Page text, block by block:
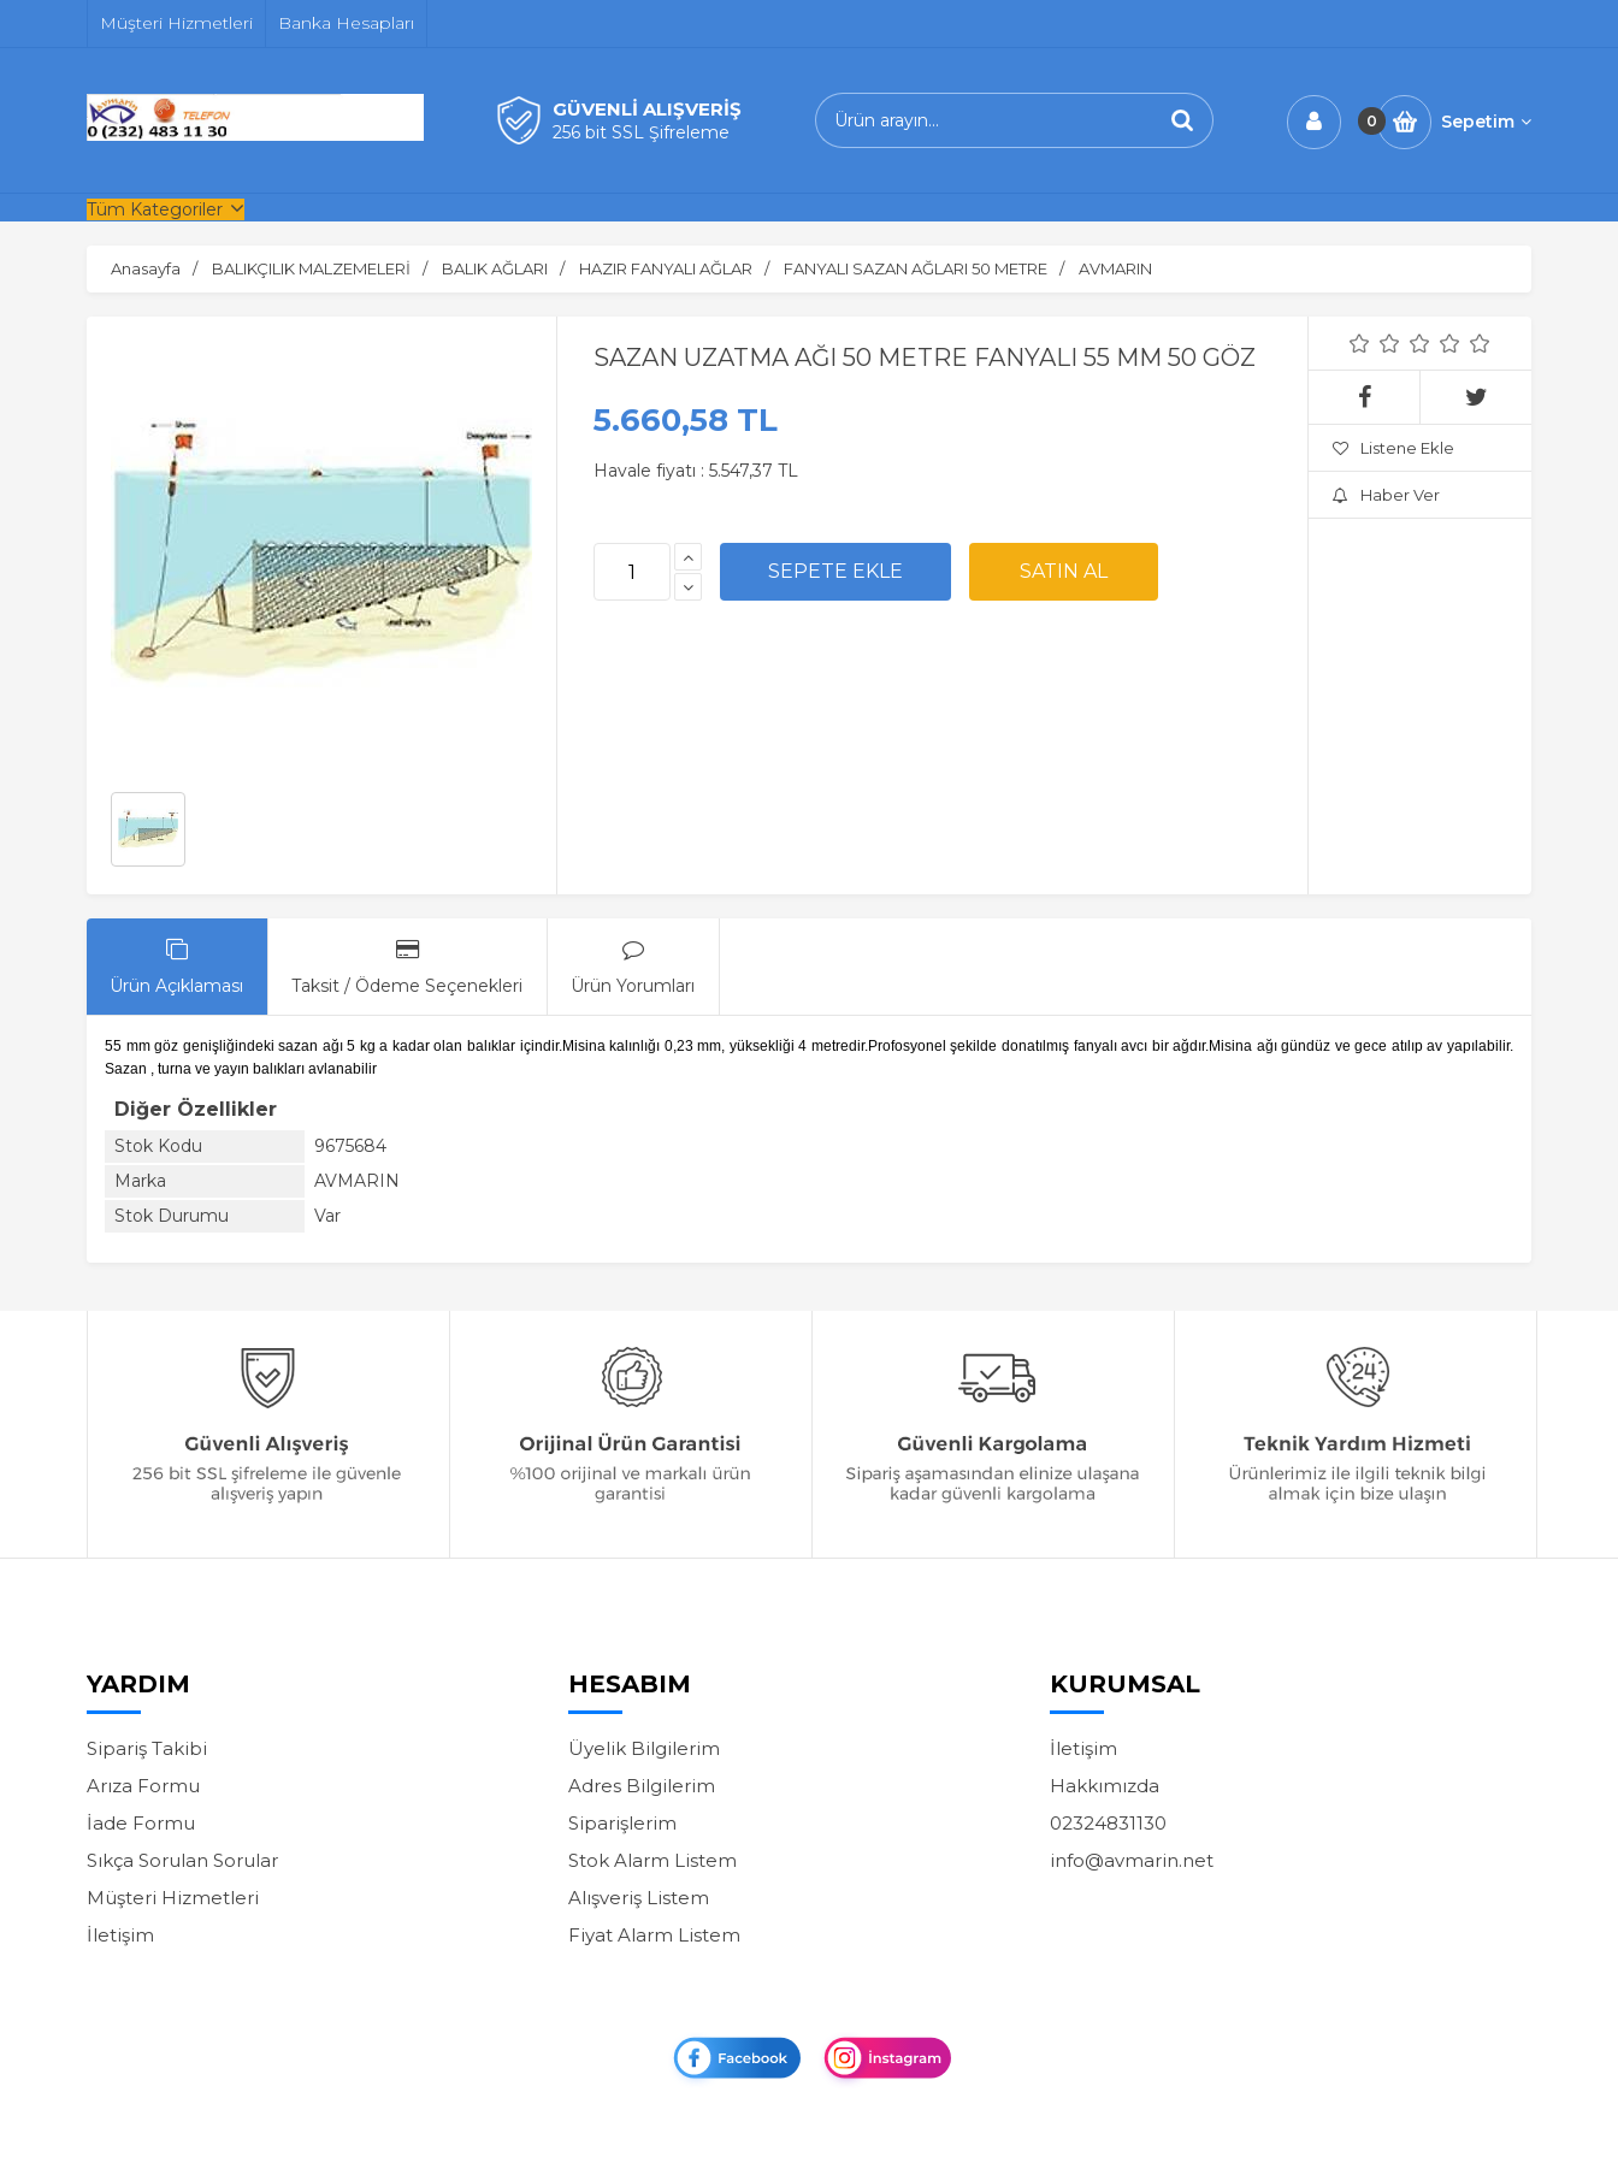
Müşteri Hizmetleri Banka Hesapları
GÜVENLİ ALIŞVERİŞ
256 bit SSL Şifreleme
0 Sepetim
Tüm Kategoriler
Anasayfa BALIKÇILIK MALZEMELERİ BALIK AĞLARI HAZIR FANYALI AĞLAR FANYALI SAZAN AĞLARI 50 METRE AVMARIN
SAZAN UZATMA AĞI 50 METRE FANYALI 55 MM 50 GÖZ
5.660,58 TL
Havale fiyatı : 5.547,37 TL
Listene Ekle
Haber Ver
Ürün Açıklaması Taksit / Ödeme Seçenekleri Ürün Yorumları
55 mm göz genişliğindeki sazan ağı 5 kg a kadar olan balıklar içindir.Misina kalınlığı 0,23 mm, yüksekliği 4 metredir.Profosyonel şekilde donatılmış fanyalı avcı bir ağdır.Misina ağı gündüz ve gece atılıp av yapılabilir.
Sazan , turna ve yayın balıkları avlanabilir
Diğer Özellikler
Stok Kodu
9675684
Marka
AVMARIN
Stok Durumu
Var
YARDIM
Sipariş Takibi
Arıza Formu
İade Formu
Sıkça Sorulan Sorular
Müşteri Hizmetleri
İletişim
HESABIM
Üyelik Bilgilerim
Adres Bilgilerim
Siparişlerim
Stok Alarm Listem
Alışveriş Listem
Fiyat Alarm Listem
KURUMSAL
İletişim
Hakkımızda
02324831130
info@avmarin.net